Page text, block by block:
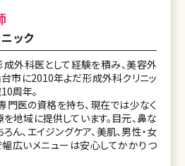
ック
外科医として経験を積み、美容外
市に2010年よだ形成外科クリニッ
周年。
医の資格を持ち、現在では少なく
地域に提供しています。目元、鼻な
ん、エイジングケア、美肌、男性・女
広いメニューは安心してかかりつ